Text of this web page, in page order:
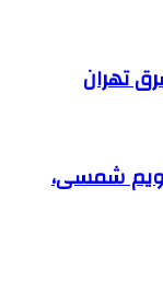
تهران
شمسی،